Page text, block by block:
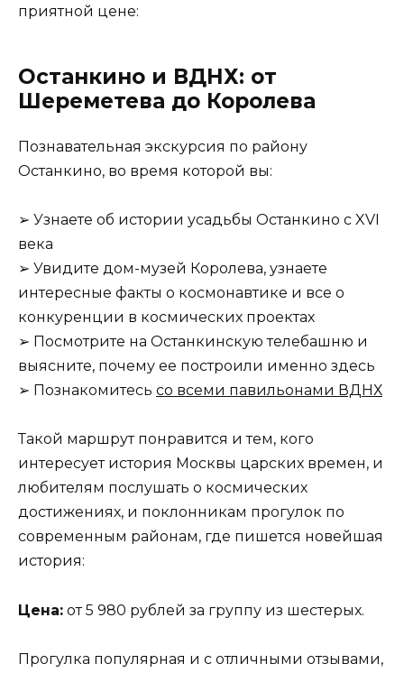
приятной цене:
Останкино и ВДНХ: от
Шереметева до Королева
Познавательная экскурсия по району
Останкино, во время которой вы:
➢ Узнаете об истории усадьбы Останкино с XVI
века
➢ Увидите дом-музей Королева, узнаете
интересные факты о космонавтике и все о
конкуренции в космических проектах
➢ Посмотрите на Останкинскую телебашню и
выясните, почему ее построили именно здесь
➢ Познакомитесь со всеми павильонами ВДНХ
Такой маршрут понравится и тем, кого
интересует история Москвы царских времен, и
любителям послушать о космических
достижениях, и поклонникам прогулок по
современным районам, где пишется новейшая
история:
Цена: от 5 980 рублей за группу из шестерых.
Прогулка популярная и с отличными отзывами,